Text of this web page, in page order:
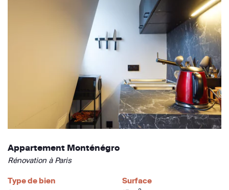
Appartement Monténégro
Rénovation à Paris
Type de bien
Surface